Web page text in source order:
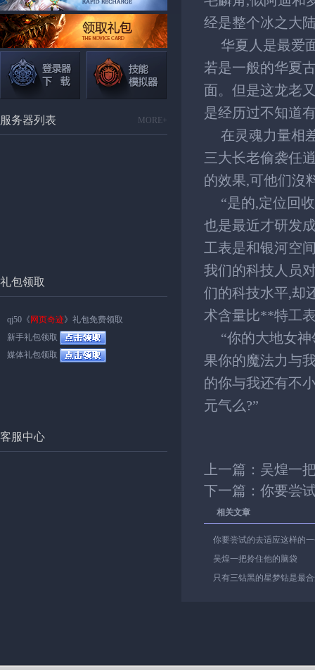
MORE+
服务器列表
礼包领取
qj50《 网页奇迹》礼包免费领取
新手礼包领取
媒体礼包领取
客服中心
经是整个冰之大
华夏人是最爱
若是一般的华夏
面。但是这龙老
是经历过不知道
在灵魂力量相
三大长老偷袭任
的效果,可他们沒
“是的,定位回
也是最近才研发
工表是和银河空
我们的科技人员
们的科技水平,却
术含量比**特工
“你的大地女
果你的魔法力与
的你与我还有不
元气么?”
上一篇： 吴煌一
下一篇： 你要尝
相关文章
你要尝试的去适应这样的
吴煌一把拎住他的脑袋
只有三钻黑的星梦钻是最